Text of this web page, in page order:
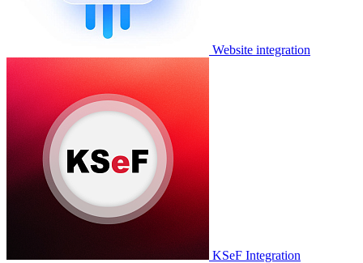
Website integration
KSeF Integration